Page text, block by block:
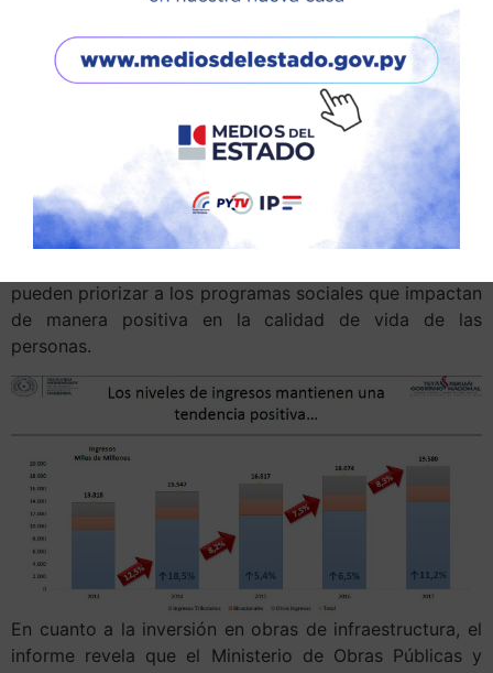
directora de Política Macrofiscal, Viviana Casco,
quienes informaron también que los niveles de ingresos
mantienen una tendencia positiva, en la cual se destaca
especialmente el comportamiento del comercio
exterior, que se traduce en un aumento en los ingresos
de la Dirección Nacional de Aduanas (DNA) y la
Subsecretaría de Estado de Tributación (SET).
Asimismo, el SITUFIN destaca que los gastos crecen a
tasas moderadas, lo cual permite una mayor
pueden priorizar a los programas sociales que impactan
de manera positiva en la calidad de vida de las
personas.
En cuanto a la inversión en obras de infraestructura, el
informe revela que el Ministerio de Obras Públicas y